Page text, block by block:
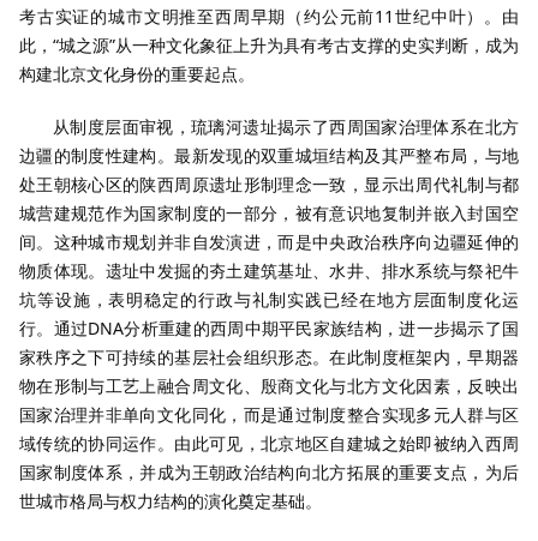
考古实证的城市文明推至西周早期（约公元前11世纪中叶）。由
此，“城之源”从一种文化象征上升为具有考古支撑的史实判断，成为
构建北京文化身份的重要起点。
从制度层面审视，琉璃河遗址揭示了西周国家治理体系在北方
边疆的制度性建构。最新发现的双重城垣结构及其严整布局，与地
处王朝核心区的陕西周原遗址形制理念一致，显示出周代礼制与都
城营建规范作为国家制度的一部分，被有意识地复制并嵌入封国空
间。这种城市规划并非自发演进，而是中央政治秩序向边疆延伸的
物质体现。遗址中发掘的夯土建筑基址、水井、排水系统与祭祀牛
坑等设施，表明稳定的行政与礼制实践已经在地方层面制度化运
行。通过DNA分析重建的西周中期平民家族结构，进一步揭示了国
家秩序之下可持续的基层社会组织形态。在此制度框架内，早期器
物在形制与工艺上融合周文化、殷商文化与北方文化因素，反映出
国家治理并非单向文化同化，而是通过制度整合实现多元人群与区
域传统的协同运作。由此可见，北京地区自建城之始即被纳入西周
国家制度体系，并成为王朝政治结构向北方拓展的重要支点，为后
世城市格局与权力结构的演化奠定基础。